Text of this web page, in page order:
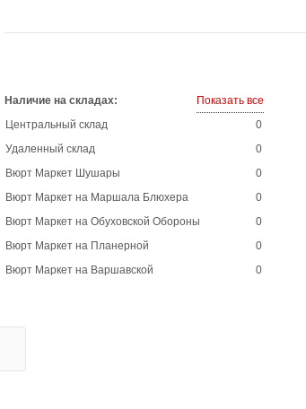
Наличие на складах:
Показать все
Центральный склад
0
Удаленный склад
0
Вюрт Маркет Шушары
0
Вюрт Маркет на Маршала Блюхера
0
Вюрт Маркет на Обуховской Обороны
0
Вюрт Маркет на Планерной
0
Вюрт Маркет на Варшавской
0